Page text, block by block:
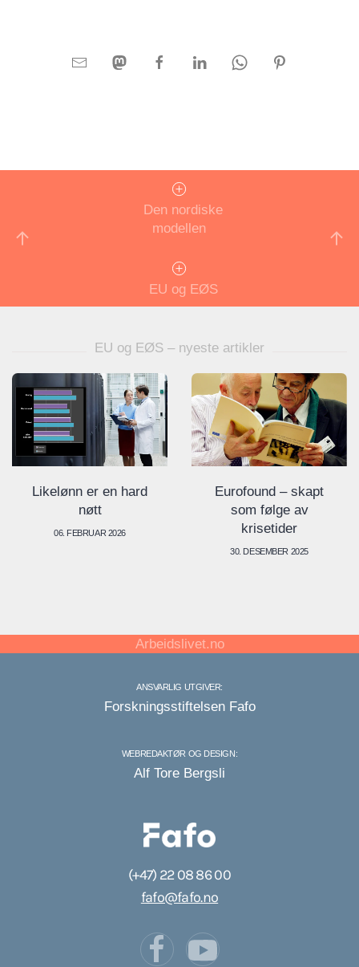
Den nordiske
modellen
EU og EØS
EU og EØS – nyeste artikler
Likelønn er en hard
nøtt
06. FEBRUAR 2026
Eurofound – skapt
som følge av
krisetider
30. DESEMBER 2025
Arbeidslivet.no
(+47) 22 08 86 00
fafo@fafo.no
ANSVARLIG UTGIVER:
Forskningsstiftelsen Fafo
WEBREDAKTØR OG DESIGN:
Alf Tore Bergsli